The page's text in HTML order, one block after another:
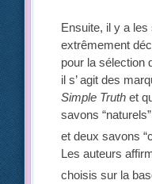
Ensuite, il y a
extrêmement
pour la sélection
il s’ agit des
Simple Truth et
savons
et deux savons
Les auteurs
choisis sur la